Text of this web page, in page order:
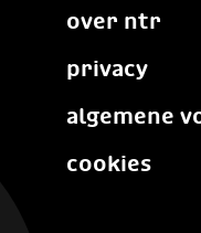
over ntr
privacy
algemene
cookies